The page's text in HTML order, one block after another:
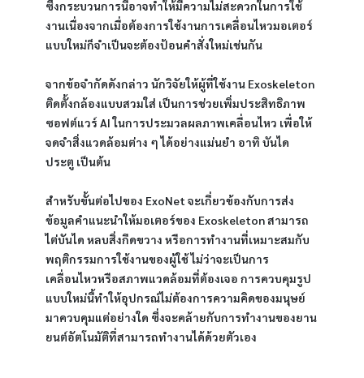
ซึ่งกระบวนการนี้อาจทำให้มีความไม่สะดวกในการใช้
งานเนื่องจากเมื่อต้องการใช้งานการเคลื่อนไหวมอเตอร์
แบบใหม่ก็จำเป็นจะต้องป้อนคำสั่งใหม่เช่นกัน
จากข้อจำกัดดังกล่าว นักวิจัยให้ผู้ที่ใช้งาน Exoskeleton
ติดตั้งกล้องแบบสวมใส่ เป็นการช่วยเพิ่มประสิทธิภาพ
ซอฟต์แวร์ AI ในการประมวลผลภาพเคลื่อนไหว เพื่อให้
จดจำสิ่งแวดล้อมต่าง ๆ ได้อย่างแม่นยำ อาทิ บันได
ประตู เป็นต้น
สำหรับขั้นต่อไปของ ExoNet จะเกี่ยวข้องกับการส่ง
ข้อมูลคำแนะนำให้มอเตอร์ของ Exoskeleton สามารถ
ไต่บันได หลบสิ่งกีดขวาง หรือการทำงานที่เหมาะสมกับ
พฤติกรรมการใช้งานของผู้ใช้ ไม่ว่าจะเป็นการ
เคลื่อนไหวหรือสภาพแวดล้อมที่ต้องเจอ การควบคุมรูป
แบบใหม่นี้ทำให้อุปกรณ์ไม่ต้องการความคิดของมนุษย์
มาควบคุมแต่อย่างใด ซึ่งจะคล้ายกับการทำงานของยาน
ยนต์อัตโนมัติที่สามารถทำงานได้ด้วยตัวเอง